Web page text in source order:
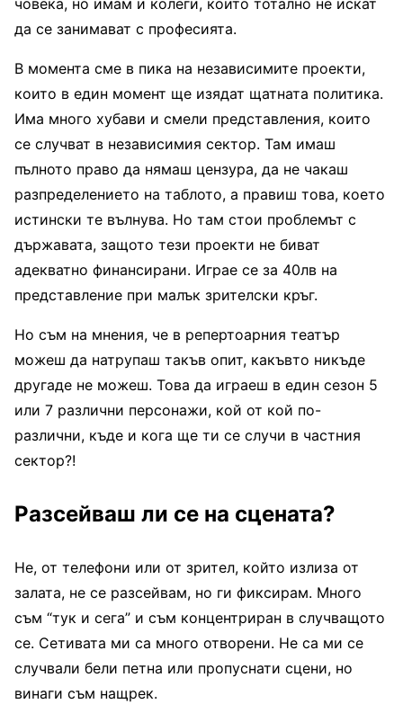
човека, но имам и колеги, които тотално не искат
да се занимават с професията.
В момента сме в пика на независимите проекти,
които в един момент ще изядат щатната политика.
Има много хубави и смели представления, които
се случват в независимия сектор. Там имаш
пълното право да нямаш цензура, да не чакаш
разпределението на таблото, а правиш това, което
истински те вълнува. Но там стои проблемът с
държавата, защото тези проекти не биват
адекватно финансирани. Играе се за 40лв на
представление при малък зрителски кръг.
Но съм на мнения, че в репертоарния театър
можеш да натрупаш такъв опит, какъвто никъде
другаде не можеш. Това да играеш в един сезон 5
или 7 различни персонажи, кой от кой по-
различни, къде и кога ще ти се случи в частния
сектор?!
Разсейваш ли се на сцената?
Не, от телефони или от зрител, който излиза от
залата, не се разсейвам, но ги фиксирам. Много
съм “тук и сега” и съм концентриран в случващото
се. Сетивата ми са много отворени. Не са ми се
случвали бели петна или пропуснати сцени, но
винаги съм нащрек.